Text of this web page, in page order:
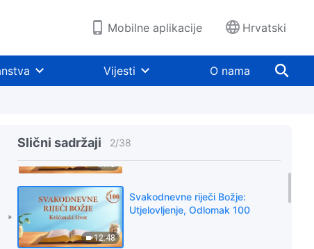
Mobilne aplikacije Hrvatski
Vijesti O nama
Slični sadržaji 2/38
7:15
12:48
Svakodnevne riječi Božje:
Utjelovljenje, Odlomak 100